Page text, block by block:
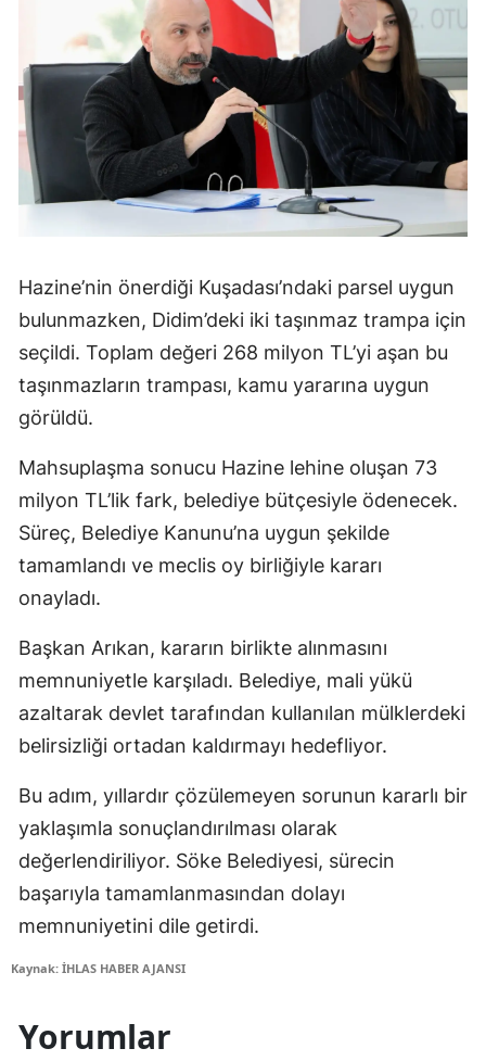
Hazine’nin önerdiği Kuşadası’ndaki parsel uygun
bulunmazken, Didim’deki iki taşınmaz trampa için
seçildi. Toplam değeri 268 milyon TL’yi aşan bu
taşınmazların trampası, kamu yararına uygun
görüldü.
Mahsuplaşma sonucu Hazine lehine oluşan 73
milyon TL’lik fark, belediye bütçesiyle ödenecek.
Süreç, Belediye Kanunu’na uygun şekilde
tamamlandı ve meclis oy birliğiyle kararı
onayladı.
Başkan Arıkan, kararın birlikte alınmasını
memnuniyetle karşıladı. Belediye, mali yükü
azaltarak devlet tarafından kullanılan mülklerdeki
belirsizliği ortadan kaldırmayı hedefliyor.
Bu adım, yıllardır çözülemeyen sorunun kararlı bir
yaklaşımla sonuçlandırılması olarak
değerlendiriliyor. Söke Belediyesi, sürecin
başarıyla tamamlanmasından dolayı
memnuniyetini dile getirdi.
Kaynak: İHLAS HABER AJANSI
Yorumlar